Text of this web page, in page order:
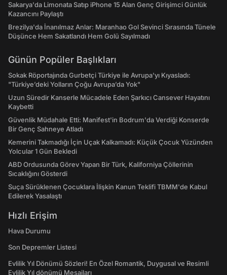
Sakarya'da Limonata Satıp iPhone 15 Alan Genç Girişimci Günlük
Kazancını Paylaştı
Brezilya'da İnanılmaz Anlar: Maranhao Gol Sevinci Sırasında Tünele
Düşünce Hem Sakatlandı Hem Golü Sayılmadı
Günün Popüler Başlıkları
Sokak Röportajında Gurbetçi Türkiye ile Avrupa'yı Kıyasladı:
"Türkiye’deki Yolların Çoğu Avrupa’da Yok"
Uzun Süredir Kanserle Mücadele Eden Şarkıcı Cansever Hayatını
Kaybetti
Güvenlik Müdahale Etti: Manifest'in Bodrum'da Verdiği Konserde
Bir Genç Sahneye Atladı
Kemerini Takmadığı İçin Uçak Kalkamadı: Küçük Çocuk Yüzünden
Yolcular 1 Gün Bekledi
ABD Ordusunda Görev Yapan Bir Türk, Kaliforniya Çöllerinin
Sıcaklığını Gösterdi
Suça Sürüklenen Çocuklara İlişkin Kanun Teklifi TBMM'de Kabul
Edilerek Yasalaştı
Hızlı Erişim
Hava Durumu
Son Depremler Listesi
Evlilik Yıl Dönümü Sözleri! En Özel Romantik, Duygusal ve Resimli
Evlilik Yıl dönümü Mesajları